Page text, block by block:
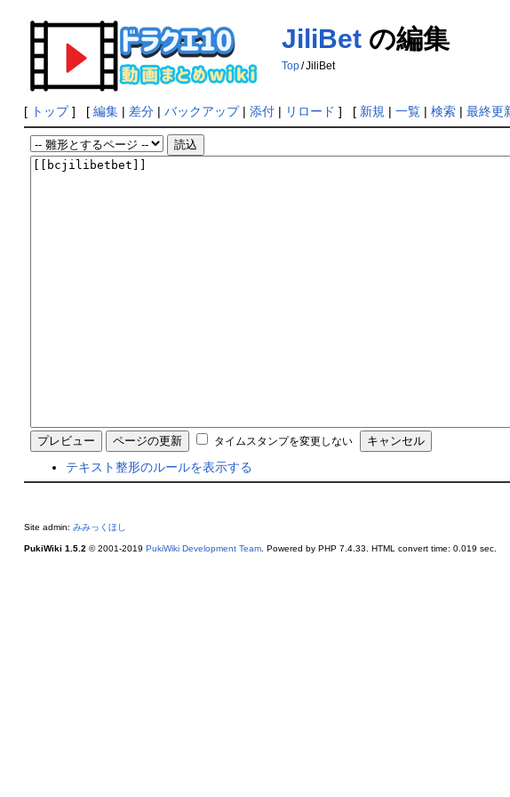
JiliBetの編集
Top/JiliBet
[ トップ] [ 編集| 差分| バックアップ| 添付| リロード ] [ 新規 | 一覧| 検索| 最終更
タイムスタンプを変更しない
テキスト整形のルールを表示する
Site admin: みみっくほし
PukiWiki 1.5.2 © 2001-2019 PukiWiki Development Team. Powered by PHP 7.4.33. HTML convert time: 0.019 sec.